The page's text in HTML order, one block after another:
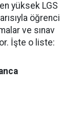
yüksek LGS
öğrenci
ve sınav
İşte o liste: